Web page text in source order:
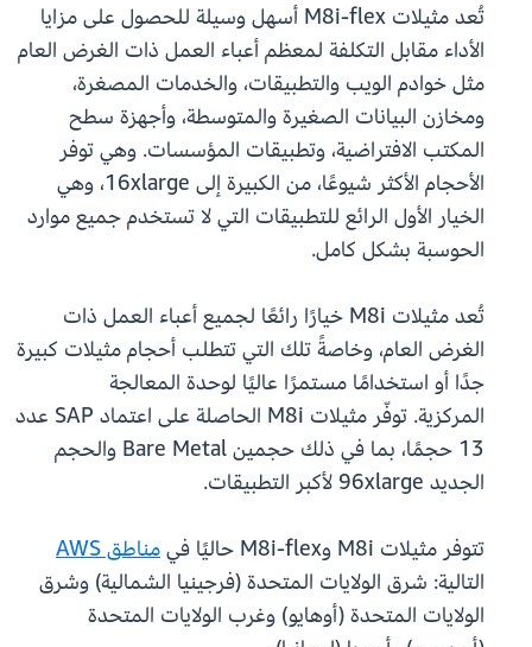
تُعد مثيلات M8i-flex أسهل وسيلة للحصول على مزايا
الأداء مقابل التكلفة لمعظم أعباء العمل ذات الغرض العام
مثل خوادم الويب والتطبيقات، والخدمات المصغرة،
ومخازن البيانات الصغيرة والمتوسطة، وأجهزة سطح
المكتب الافتراضية، وتطبيقات المؤسسات. وهي توفر
الأحجام الأكثر شيوعًا، من الكبيرة إلى 16xlarge، وهي
الخيار الأول الرائع للتطبيقات التي لا تستخدم جميع موارد
الحوسبة بشكل كامل.
تُعد مثيلات M8i خيارًا رائعًا لجميع أعباء العمل ذات
الغرض العام، وخاصةً تلك التي تتطلب أحجام مثيلات كبيرة
جدًا أو استخدامًا مستمرًا عاليًا لوحدة المعالجة
المركزية. توفّر مثيلات M8i الحاصلة على اعتماد SAP عدد
13 حجمًا، بما في ذلك حجمين Bare Metal والحجم
الجديد 96xlarge لأكبر التطبيقات.
تتوفر مثيلات M8i وM8i-flex حاليًا في
مناطق AWS
التالية: شرق الولايات المتحدة (فرجينيا الشمالية) وشرق
الولايات المتحدة (أوهايو) وغرب الولايات المتحدة